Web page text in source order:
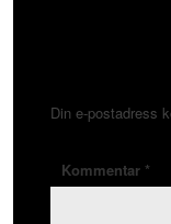
Din e-postadress
Kommentar *